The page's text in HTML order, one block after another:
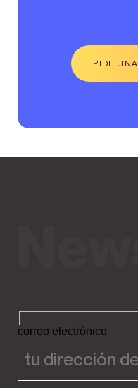
PIDE UNA
correo electrónico